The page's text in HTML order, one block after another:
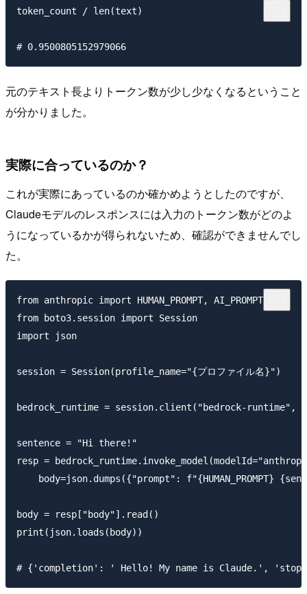
token_count / len(text)
元のテキスト長よりトークン数が少し少なくなるということ
が分かりました。
実際に合っているのか？
これが実際にあっているのか確かめようとしたのですが、
Claudeモデルのレスポンスには入力のトークン数がどのよ
うになっているかが得られないため、確認ができませんでし
た。
from anthropic import HUMAN_PROMPT, AI_PROMPT
from boto3.session import Session
import json
session = Session(profile_name="{プロファイル名}")
bedrock_runtime = session.client("bedrock-runtime",
sentence = "Hi there!"
resp =
body=json.dumps({"prompt": f"{HUMAN_PROMPT}
body = resp["body"].read()
print(json.loads(body))